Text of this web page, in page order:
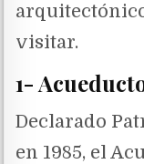
visitar.
1-
Declarado
en 1985, el